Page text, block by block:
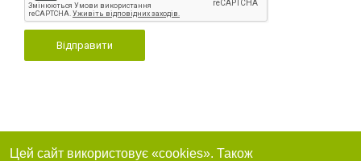
Відправити
Цей сайт використовує «cookies». Також